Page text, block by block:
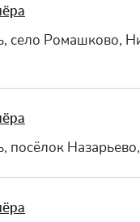
село Ромашково,
посёлок